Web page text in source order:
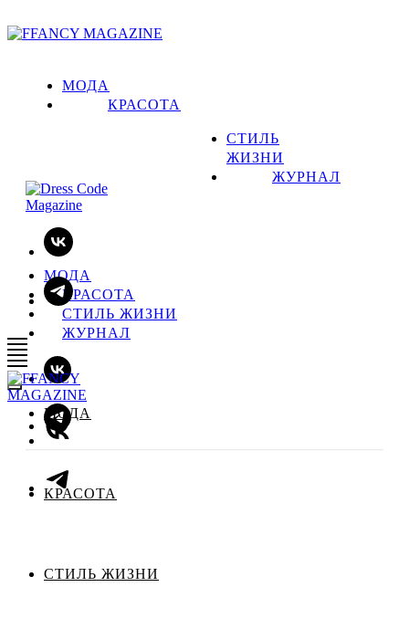
МОДА
КРАСОТА
СТИЛЬ
ЖИЗНИ
ЖУРНАЛ
МОДА
КРАСОТА
СТИЛЬ ЖИЗНИ
ЖУРНАЛ
МОДА
КРАСОТА
СТИЛЬ ЖИЗНИ